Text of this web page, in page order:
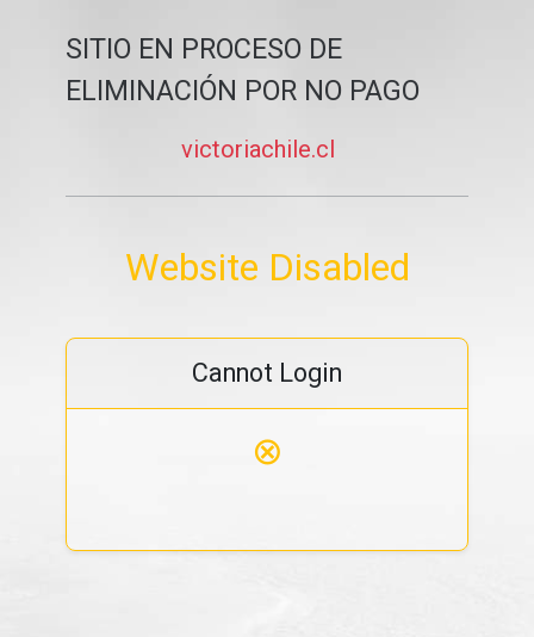
SITIO EN PROCESO DE
ELIMINACIÓN POR NO PAGO
victoriachile.cl
Website Disabled
Cannot Login
⊗